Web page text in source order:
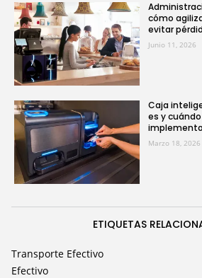
cómo
evitar
Junio 11, 2026
Caja
es y
Marzo 18, 2026
ETIQUETAS
Transporte Efectivo
Efectivo